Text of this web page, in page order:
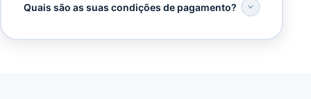
Quais são as suas condições de pagamento?